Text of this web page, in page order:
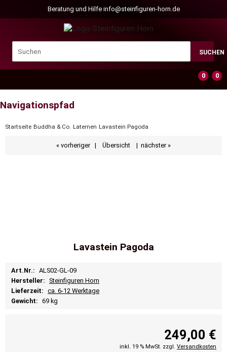
Beratung und Hilfe info@steinfiguren-horn.de
SUCHEN
0
0
Navigationspfad
Startseite Buddha & Co. Laternen Lavastein Pagoda
« vorheriger| Übersicht | nächster »
Lavastein Pagoda
Art.Nr.: ALS02-GL-09
Hersteller: Steinfiguren Horn
Lieferzeit: ca. 6-12 Werktage
Gewicht: 69 kg
249,00 €
inkl. 19 % MwSt. zzgl. Versandkosten